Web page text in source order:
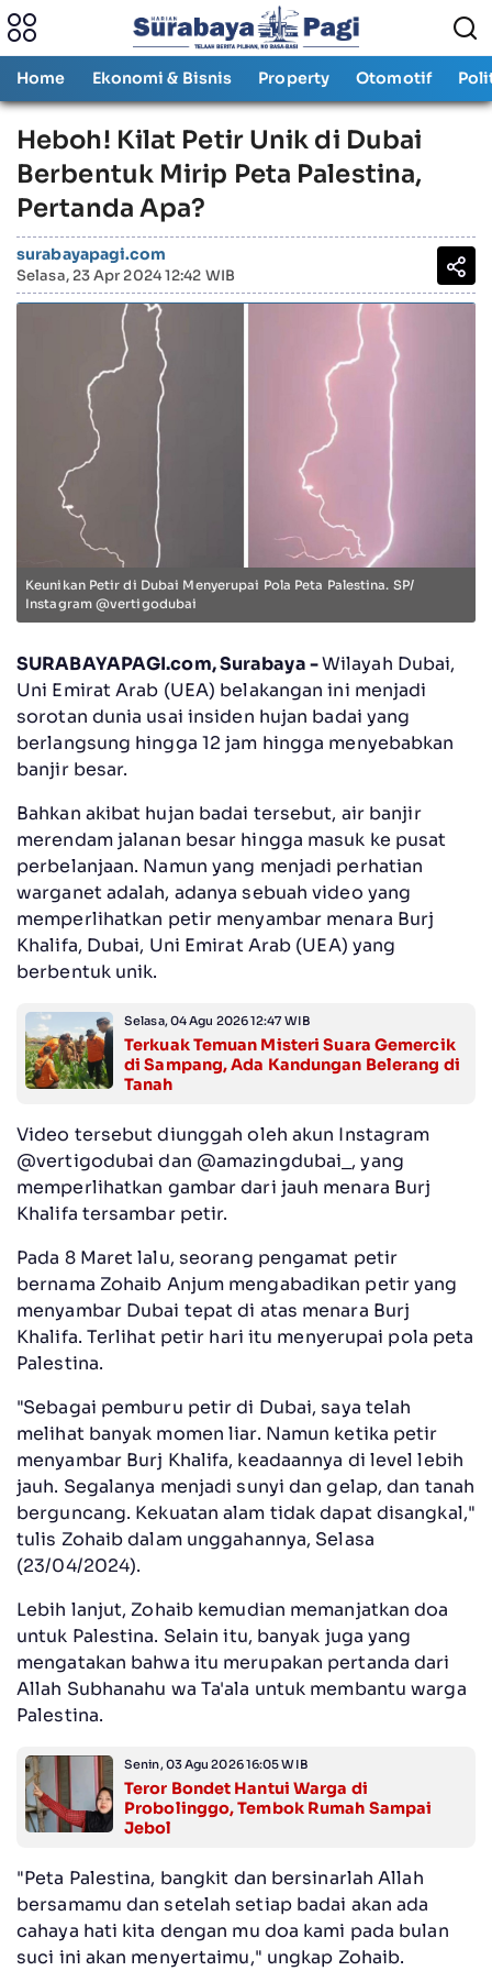
Home Ekonomi & Bisnis Property Otomotif
Heboh! Kilat Petir Unik di Dubai
Berbentuk Mirip Peta Palestina,
Pertanda Apa?
surabayapagi.com
Selasa, 23 Apr 2024 12:42 WIB
Keunikan Petir di Dubai Menyerupai Pola Peta Palestina. SP/
Instagram @vertigodubai
SURABAYAPAGI.com, Surabaya -Wilayah Dubai,
Uni Emirat Arab (UEA) belakangan ini menjadi
sorotan dunia usai insiden hujan badai yang
berlangsung hingga 12 jam hingga menyebabkan
banjir besar.
Bahkan akibat hujan badai tersebut, air banjir
merendam jalanan besar hingga masuk ke pusat
perbelanjaan. Namun yang menjadi perhatian
warganet adalah, adanya sebuah video yang
memperlihatkan petir menyambar menara Burj
Khalifa, Dubai, Uni Emirat Arab (UEA) yang
berbentuk unik.
Selasa, 04 Agu 2026 12:47 WIB
Terkuak Temuan Misteri Suara Gemercik
di Sampang, Ada Kandungan Belerang di
Tanah
Video tersebut diunggah oleh akun Instagram
@vertigodubai dan @amazingdubai_, yang
memperlihatkan gambar dari jauh menara Burj
Khalifa tersambar petir.
Pada 8 Maret lalu, seorang pengamat petir
bernama Zohaib Anjum mengabadikan petir yang
menyambar Dubai tepat di atas menara Burj
Khalifa. Terlihat petir hari itu menyerupai pola peta
Palestina.
"Sebagai pemburu petir di Dubai, saya telah
melihat banyak momen liar. Namun ketika petir
menyambar Burj Khalifa, keadaannya di level lebih
jauh. Segalanya menjadi sunyi dan gelap, dan tanah
berguncang. Kekuatan alam tidak dapat disangkal,"
tulis Zohaib dalam unggahannya, Selasa
(23/04/2024).
Lebih lanjut, Zohaib kemudian memanjatkan doa
untuk Palestina. Selain itu, banyak juga yang
mengatakan bahwa itu merupakan pertanda dari
Allah Subhanahu wa Ta'ala untuk membantu warga
Palestina.
Senin, 03 Agu 2026 16:05 WIB
Teror Bondet Hantui Warga di
Probolinggo, Tembok Rumah Sampai
Jebol
"Peta Palestina, bangkit dan bersinarlah Allah
bersamamu dan setelah setiap badai akan ada
cahaya hati kita dengan mu doa kami pada bulan
suci ini akan menyertaimu," ungkap Zohaib.